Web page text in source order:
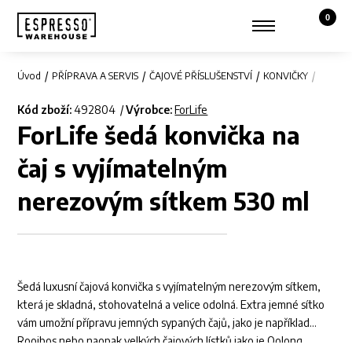
Zobrazit hledání
0
Košík,
Úvod PŘÍPRAVA A SERVIS ČAJOVÉ PŘÍSLUŠENSTVÍ KONVIČKY
Kód zboží:492804 Výrobce: ForLife
ForLife šedá konvička na
čaj s vyjímatelným
nerezovým sítkem 530 ml
Šedá luxusní čajová konvička s vyjímatelným nerezovým sítkem,
která je skladná, stohovatelná a velice odolná. Extra jemné sítko
vám umožní přípravu jemných sypaných čajů, jako je například
Rooibos nebo naopak velkých čajových lístků jako je Oolong.